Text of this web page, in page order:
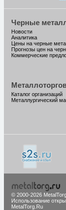
Черные
Новости
Аналитика
Цены на черные
Прогнозы цен на
Коммерческие
Каталог организаций
Металлургический
© 2000-2026
Использование
MetalTorg.Ru